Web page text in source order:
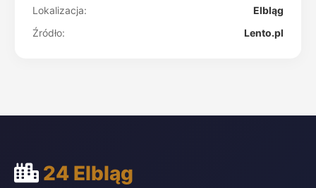
Lokalizacja:
Elbląg
Źródło:
Lento.pl
24 Elbląg